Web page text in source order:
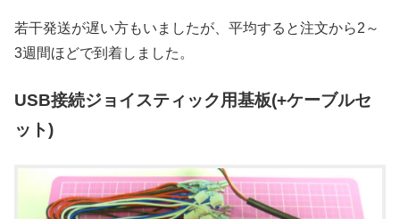
若干発送が遅い方もいましたが、平均すると注文から2～
3週間ほどで到着しました。
USB接続ジョイスティック用基板(+ケーブルセ
ット)